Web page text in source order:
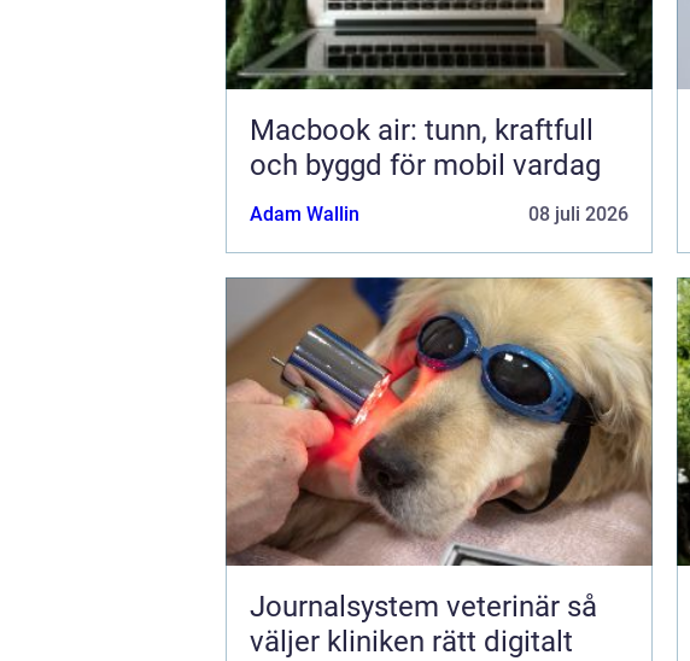
Macbook air: tunn, kraftfull
och byggd för mobil vardag
Adam Wallin 08 juli 2026
Journalsystem veterinär så
väljer kliniken rätt digitalt